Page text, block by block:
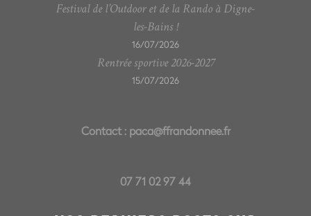
Festival de l’Outdoor et de la Rando à Digne-
les-Bains !
16/07/2026
Rentrée sportive 2026-2027
15/07/2026
Contact : paca@ffrandonnee.fr
07 71 02 97 44